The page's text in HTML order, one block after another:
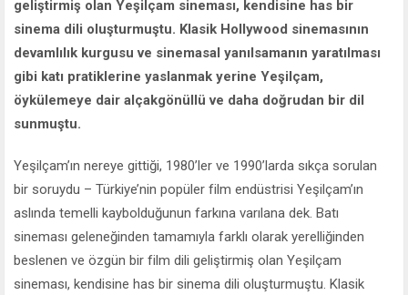
geliştirmiş olan Yeşilçam sineması, kendisine has bir
sinema dili oluşturmuştu. Klasik Hollywood sinemasının
devamlılık kurgusu ve sinemasal yanılsamanın yaratılması
gibi katı pratiklerine yaslanmak yerine Yeşilçam,
öykülemeye dair alçakgönüllü ve daha doğrudan bir dil
sunmuştu.
Yeşilçam’ın nereye gittiği, 1980’ler ve 1990’larda sıkça sorulan
bir soruydu – Türkiye’nin popüler film endüstrisi Yeşilçam’ın
aslında temelli kaybolduğunun farkına varılana dek. Batı
sineması geleneğinden tamamıyla farklı olarak yerelliğinden
beslenen ve özgün bir film dili geliştirmiş olan Yeşilçam
sineması, kendisine has bir sinema dili oluşturmuştu. Klasik